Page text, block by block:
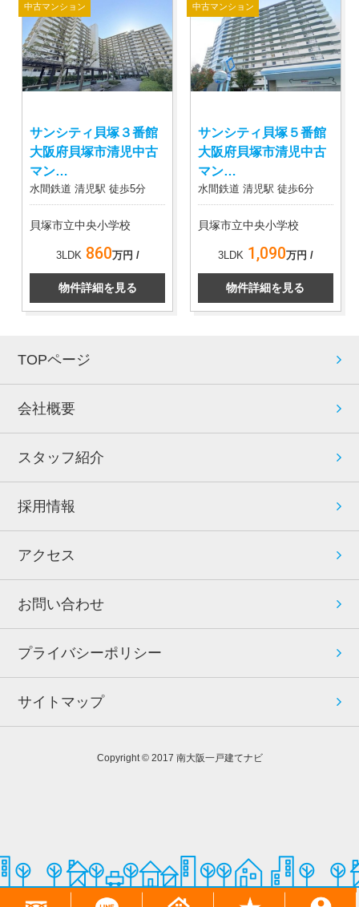
中古マンション
サンシティ貝塚３番館
大阪府貝塚市清児中古
マン…
水間鉄道 清児駅 徒歩5分
貝塚市立中央小学校
3LDK 860万円 /
物件詳細を見る
中古マンション
サンシティ貝塚５番館
大阪府貝塚市清児中古
マン…
水間鉄道 清児駅 徒歩6分
貝塚市立中央小学校
3LDK 1,090万円 /
物件詳細を見る
TOPページ
会社概要
スタッフ紹介
採用情報
アクセス
お問い合わせ
プライバシーポリシー
サイトマップ
Copyright © 2017 南大阪一戸建てナビ